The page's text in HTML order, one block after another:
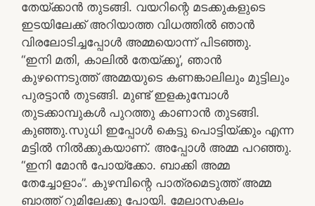
തേയ്ക്കാൻ തുടങ്ങി. വയറിന്റെ മടക്കുകളുടെ
ഇടയിലേക്ക് അറിയാത്ത വിധത്തിൽ ഞാൻ
വിരലോടിച്ചപ്പോൾ അമ്മയൊന്ന് പിടഞ്ഞു.
“ഇനി മതി, കാലിൽ തേയ്ക്കൂ’, ഞാൻ
കുഴന്നെടുത്ത് അമ്മയുടെ കണങ്കാലിലും മുട്ടിലും
പുരട്ടാൻ തുടങ്ങി. മുണ്ട് ഇളകുമ്പോൾ
തുടക്കാമ്പുകൾ പുറത്തു കാണാൻ തുടങ്ങി.
കുഞ്ഞു.സുധി ഇപ്പോൾ കെട്ടു പൊട്ടിയ്ക്കും എന്ന
മട്ടിൽ നിൽക്കുകയാണ്. അപ്പോൾ അമ്മ പറഞ്ഞു.
“ഇനി മോൻ പോയ്ക്കോ. ബാക്കി അമ്മ
തേച്ചോളാം”. കുഴമ്പിന്റെ പാത്രമെടുത്ത് അമ്മ
ബാത്ത് റൂമിലേക്കു പോയി. മേലാസകലം